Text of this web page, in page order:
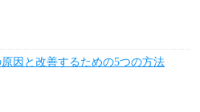
因と改善するための5つの方法